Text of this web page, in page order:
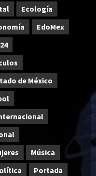
Ecología
EdoMex
de México
Música
Portada